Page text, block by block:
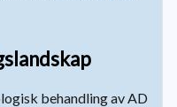
behandling av AD